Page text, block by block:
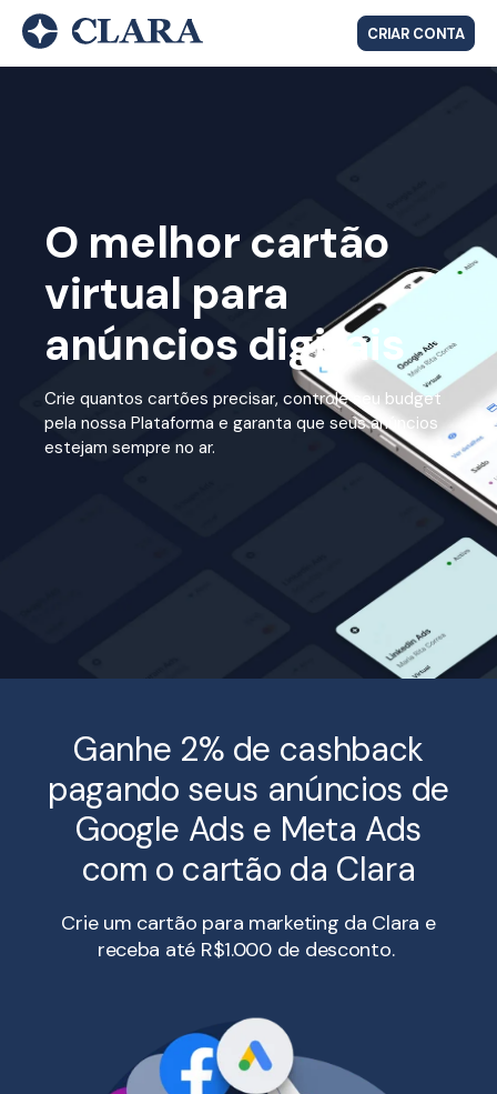
CRIAR CONTA
O melhor cartão
virtual para
anúncios digitais
Crie quantos cartões precisar, controle seu budget
pela nossa Plataforma e garanta que seus anúncios
estejam sempre no ar.
Ganhe 2% de cashback
pagando seus anúncios de
Google Ads e Meta Ads
com o cartão da Clara
Crie um cartão para marketing da Clara e
receba até R$1.000 de desconto.